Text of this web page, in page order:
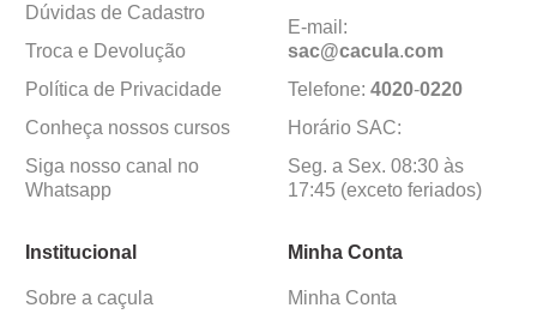
Dúvidas de Cadastro
Troca e Devolução
Política de Privacidade
Conheça nossos cursos
Siga nosso canal no
Whatsapp
E-mail:
sac@cacula.com
Telefone: 4020-0220
Horário SAC:
Seg. a Sex. 08:30 às
17:45 (exceto feriados)
Institucional
Sobre a caçula
Minha Conta
Minha Conta